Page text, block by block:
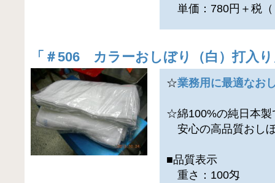
単価：780円＋税（
「 ＃506 カラーおしぼり（白）打入り
☆業務用に最適なお
☆綿100%の純日本製
安心の高品質おし
■品質表示
重さ：100匁